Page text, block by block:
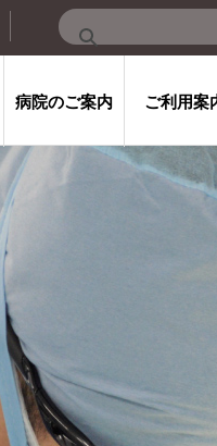
病院のご案内
ついて
高知県がん診療連携推進
災害救護
ご利用案
て
受診のご案内
専門外来・看護外来
研修会・講演会